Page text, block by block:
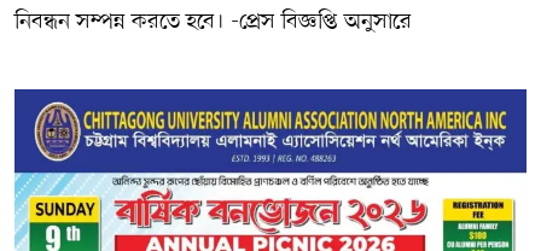
নিবন্ধন সম্পন্ন করতে হবে। -প্রেস বিজ্ঞপ্তি অনুসারে